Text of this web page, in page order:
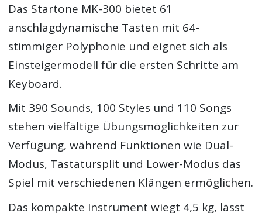
Das Startone MK-300 bietet 61
anschlagdynamische Tasten mit 64-
stimmiger Polyphonie und eignet sich als
Einsteigermodell für die ersten Schritte am
Keyboard.
Mit 390 Sounds, 100 Styles und 110 Songs
stehen vielfältige Übungsmöglichkeiten zur
Verfügung, während Funktionen wie Dual-
Modus, Tastatursplit und Lower-Modus das
Spiel mit verschiedenen Klängen ermöglichen.
Das kompakte Instrument wiegt 4,5 kg, lässt